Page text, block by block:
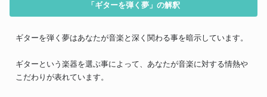
「ギターを弾く夢」の解釈
ギターを弾く夢はあなたが音楽と深く関わる事を暗示しています。
ギターという楽器を選ぶ事によって、あなたが音楽に対する情熱や
こだわりが表れています。